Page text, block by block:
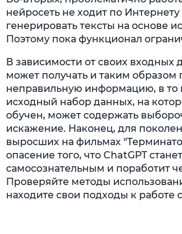
нейросеть не ходит по
генерировать тексты на основе
Поэтому пока функционал
В зависимости от своих входных
может получать и таким образом
неправильную информацию, в то
исходный набор данных, на
обучен, может содержать
искажение. Наконец, для
выросших на фильмах
опасение того, что ChatGPT станет
самосознательным и поработит
Проверяйте методы
находите свои подходы к работе